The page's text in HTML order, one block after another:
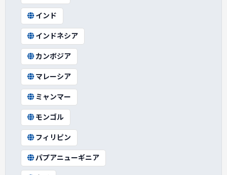
インド
インドネシア
カンボジア
マレーシア
ミャンマー
モンゴル
フィリピン
パプアニューギニア